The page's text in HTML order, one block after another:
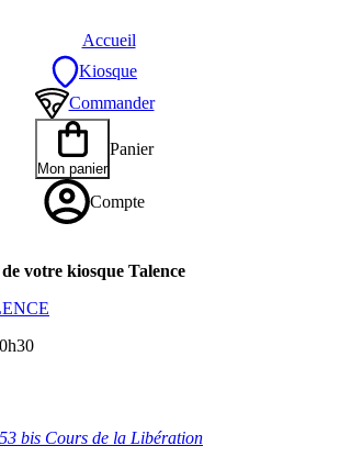
Accueil
Kiosque
Commander
Mon panier
Panier
Compte
votre kiosque Talence
bis Cours de la Libération